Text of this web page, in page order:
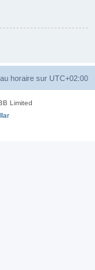
horaire sur UTC+02:00
Limited